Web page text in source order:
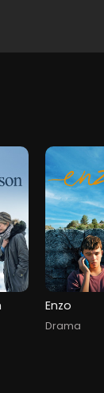
Enzo
Drama